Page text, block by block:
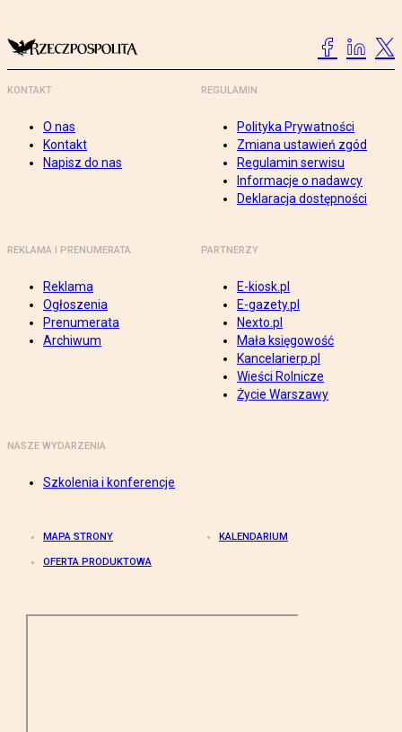
KONTAKT
O nas
Kontakt
Napisz do nas
REGULAMIN
Polityka Prywatności
Zmiana ustawień zgód
Regulamin serwisu
Informacje o nadawcy
Deklaracja dostępności
REKLAMA I PRENUMERATA
Reklama
Ogłoszenia
Prenumerata
Archiwum
PARTNERZY
E-kiosk.pl
E-gazety.pl
Nexto.pl
Mała księgowość
Kancelarierp.pl
Wieści Rolnicze
Życie Warszawy
NASZE WYDARZENIA
Szkolenia i konferencje
MAPA STRONY KALENDARIUM
OFERTA PRODUKTOWA